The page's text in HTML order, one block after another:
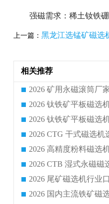
强磁需求：稀土钕铁
上一篇： 黑龙江选锰矿磁选
相关推荐
2026 CTG 干式磁选